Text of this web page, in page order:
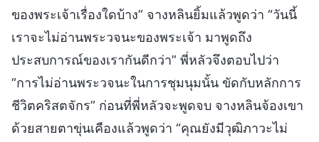
ของพระเจ้าเรื่องใดบ้าง” จางหลินยิ้มแล้วพูดว่า “วันนี้
เราจะไม่อ่านพระวจนะของพระเจ้า มาพูดถึง
ประสบการณ์ของเรากันดีกว่า” พี่หลัวจึงตอบไปว่า
“การไม่อ่านพระวจนะในการชุมนุมนั้น ขัดกับหลักการ
ชีวิตคริสตจักร” ก่อนที่พี่หลัวจะพูดจบ จางหลินจ้องเขา
ด้วยสายตาขุ่นเคืองแล้วพูดว่า “คุณยังมีวุฒิภาวะไม่